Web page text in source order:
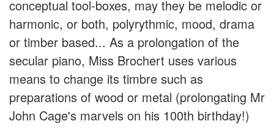
conceptual tool-boxes, may they be melodic or
harmonic, or both, polyrythmic, mood, drama
or timber based... As a prolongation of the
secular piano, Miss Brochert uses various
means to change its timbre such as
preparations of wood or metal (prolongating Mr
John Cage's marvels on his 100th birthday!)